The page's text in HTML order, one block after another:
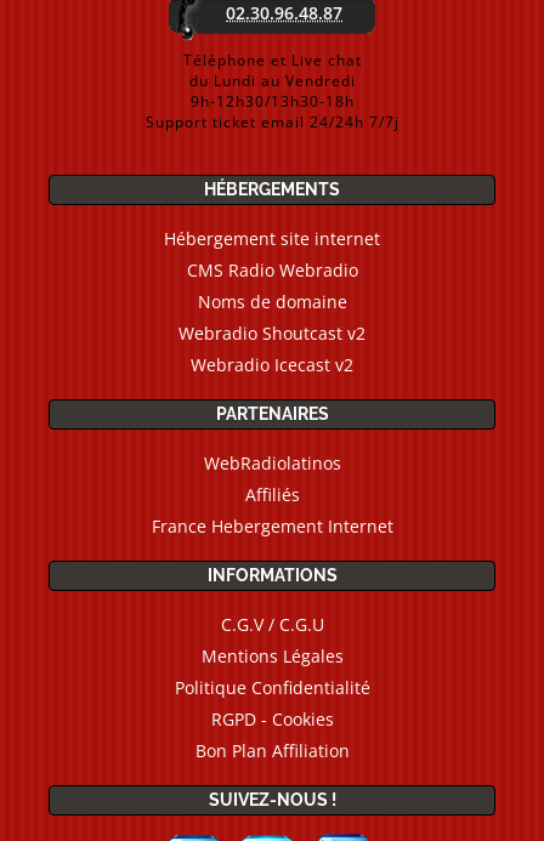
02.30.96.48.87
Téléphone et Live chat
du Lundi au Vendredi
9h-12h30/13h30-18h
Support ticket email 24/24h 7/7j
HÉBERGEMENTS
Hébergement site internet
CMS Radio Webradio
Noms de domaine
Webradio Shoutcast v2
Webradio Icecast v2
PARTENAIRES
WebRadiolatinos
Affiliés
France Hebergement Internet
INFORMATIONS
C.G.V / C.G.U
Mentions Légales
Politique Confidentialité
RGPD - Cookies
Bon Plan Affiliation
SUIVEZ-NOUS !